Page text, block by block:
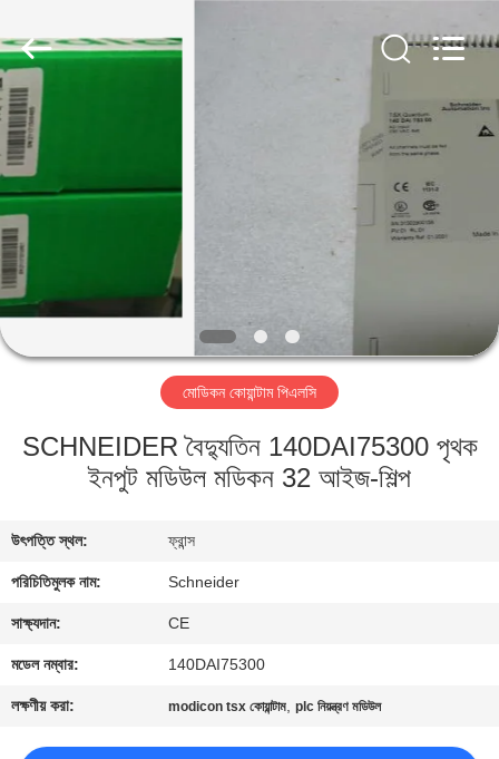
বাড়ি
পণ্য
আমাদের
সম্পর্কে
কারখানা
যোগাযোগ
করুন
উদ্ধৃতির
Co.,
LTD.
All
Rights
Reserved.
মোডিকন কোয়ান্টাম পিএলসি
SCHNEIDER বৈদ্যুতিন 140DAI75300 পৃথক
ইনপুট মডিউল মডিকন 32 আইজ-শিল্প
উৎপত্তি স্থল: ফ্রান্স
পরিচিতিমুলক নাম: Schneider
সাক্ষ্যদান: CE
মডেল নম্বার: 140DAI75300
লক্ষণীয় করা: modicon tsx কোয়ান্টাম,plc নিয়ন্ত্রণ মডিউল